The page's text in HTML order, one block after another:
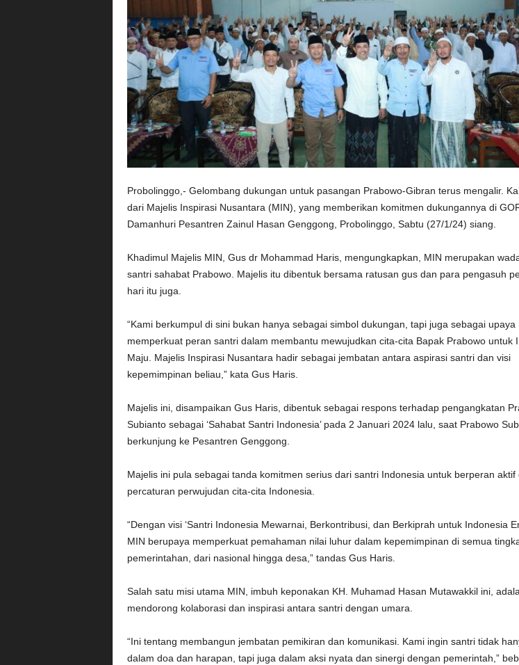
Probolinggo,- Gelombang dukungan untuk pasangan Prabowo-Gibran terus mengalir.
dari Majelis Inspirasi Nusantara (MIN), yang memberikan komitmen dukungannya di
Damanhuri Pesantren Zainul Hasan Genggong, Probolinggo, Sabtu (27/1/24) siang.
Khadimul Majelis MIN, Gus dr Mohammad Haris, mengungkapkan, MIN merupakan
santri sahabat Prabowo. Majelis itu dibentuk bersama ratusan gus dan para pengasuh
hari itu juga.
“Kami berkumpul di sini bukan hanya sebagai simbol dukungan, tapi juga sebagai upaya
memperkuat peran santri dalam membantu mewujudkan cita-cita Bapak Prabowo untuk
Maju. Majelis Inspirasi Nusantara hadir sebagai jembatan antara aspirasi santri dan visi
kepemimpinan beliau,” kata Gus Haris.
Majelis ini, disampaikan Gus Haris, dibentuk sebagai respons terhadap pengangkatan
Subianto sebagai ‘Sahabat Santri Indonesia’ pada 2 Januari 2024 lalu, saat Prabowo
berkunjung ke Pesantren Genggong.
Majelis ini pula sebagai tanda komitmen serius dari santri Indonesia untuk berperan aktif
percaturan perwujudan cita-cita Indonesia.
“Dengan visi ‘Santri Indonesia Mewarnai, Berkontribusi, dan Berkiprah untuk Indonesia
MIN berupaya memperkuat pemahaman nilai luhur dalam kepemimpinan di semua
pemerintahan, dari nasional hingga desa,” tandas Gus Haris.
Salah satu misi utama MIN, imbuh keponakan KH. Muhamad Hasan Mutawakkil ini,
mendorong kolaborasi dan inspirasi antara santri dengan umara.
“Ini tentang membangun jembatan pemikiran dan komunikasi. Kami ingin santri tidak
dalam doa dan harapan, tapi juga dalam aksi nyata dan sinergi dengan pemerintah,”